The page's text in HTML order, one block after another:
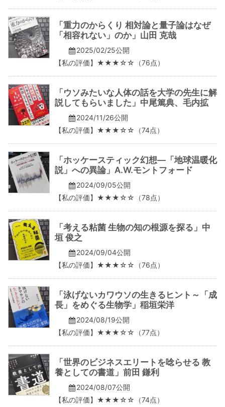
「重力のからくり 相対論と量子論はなぜ
「相容れない」のか」山田 克哉
2025/02/25公開
【私の評価】★★★☆☆（76点）
「ウソみたいな人体の話を大学の先生に解
説してもらいました」中尾篤典、毛内拡
2024/11/26公開
【私の評価】★★★☆☆（74点）
「ホッケースティック幻想―「地球温暖化
説」への異論」A.W.モントフォード
2024/09/05公開
【私の評価】★★★☆☆（78点）
「考える粘菌 生物の知の根源を探る」中
垣 俊之
2024/09/04公開
【私の評価】★★★☆☆（76点）
「泳げないカワウソの生きるヒント～「成
長」をめぐる生物学」稲垣栄洋
2024/08/19公開
【私の評価】★★★☆☆（77点）
「世界のビジネスエリートを唸らせる 教
養としての書道」前田 鎌利
2024/08/07公開
【私の評価】★★★☆☆（74点）